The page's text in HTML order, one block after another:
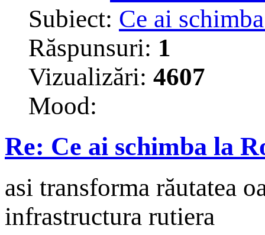
Subiect: Ce ai
Răspunsuri: 1
Vizualizări: 4607
Mood:
Re: Ce ai schimba la
asi transforma răutatea
infrastructura rutiera